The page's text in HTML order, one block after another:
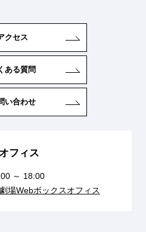
クセス
ある質問
い合わせ
フィス
～ 18:00
場Webボックスオフィス